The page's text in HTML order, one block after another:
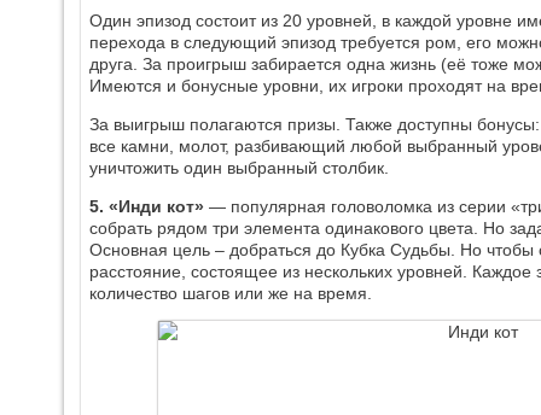
Один эпизод состоит из 20 уровней, в каждой уровне
перехода в следующий эпизод требуется ром, его
друга. За проигрыш забирается одна жизнь (её тоже
Имеются и бонусные уровни, их игроки проходят на
За выигрыш полагаются призы. Также доступны
все камни, молот, разбивающий любой выбранный
уничтожить один выбранный столбик.
5. «Инди кот» — популярная головоломка из серии
собрать рядом три элемента одинакового цвета. Но
Основная цель – добраться до Кубка Судьбы. Но чтобы
расстояние, состоящее из нескольких уровней.
количество шагов или же на время.